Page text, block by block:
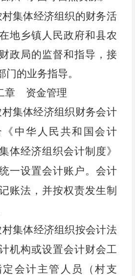
村集体经济组织的财务活
地乡镇人民政府和县农
政局的监督和指导，接
的业务指导。
章
资金管理
村集体经济组织财务会计
中华人民共和国会计
体经济组织会计制度》
一设置会计账户。会计
账法，并按权责发生制
村集体经济组织按会计法
机构或设置会计财会工
定会计主管人员
（村支